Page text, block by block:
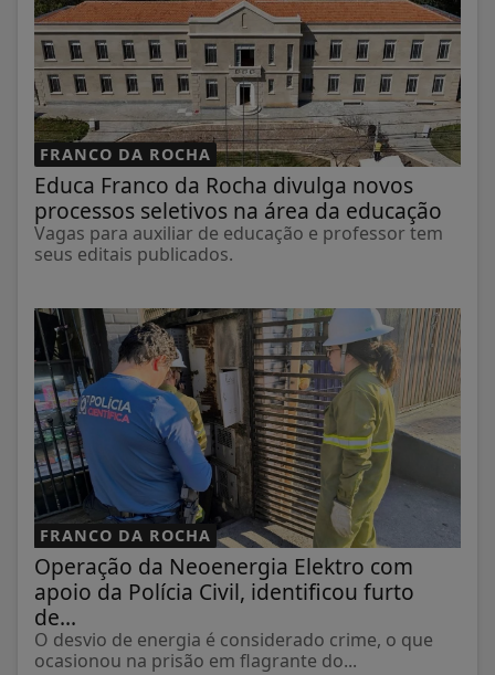
FRANCO DA ROCHA
Educa Franco da Rocha divulga novos
processos seletivos na área da educação
Vagas para auxiliar de educação e professor tem
seus editais publicados.
FRANCO DA ROCHA
Operação da Neoenergia Elektro com
apoio da Polícia Civil, identificou furto
de...
O desvio de energia é considerado crime, o que
ocasionou na prisão em flagrante do...